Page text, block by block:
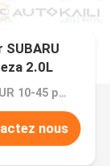
2.0L
Prix：USD/EUR 10-45 per set
nous